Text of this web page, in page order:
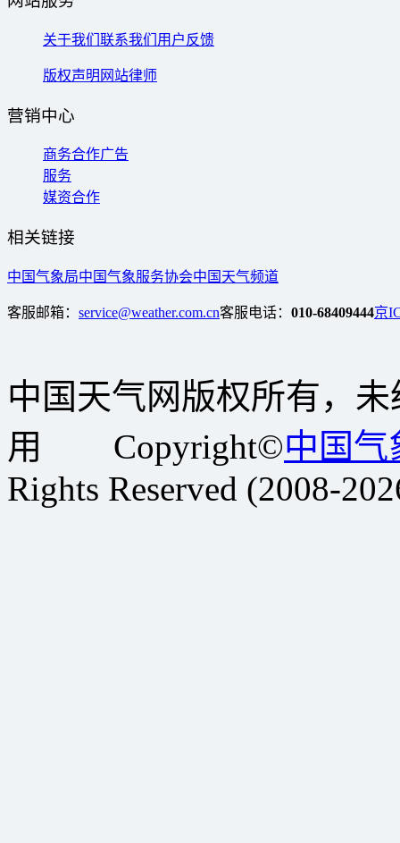
关于我们 联系我们 用户反馈
版权声明 网站律师
营销中心
商务合作广告
服务
媒资合作
相关链接
中国气象局中国气象服务协会中国天气频道
客服邮箱： service@weather.com.cn客服电话： 010-68409444京
中国天气网版权所有，
用 Copyright©中国气
Rights Reserved (2008-